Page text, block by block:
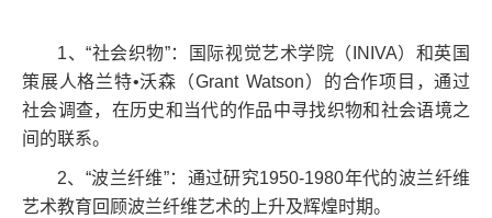
1、“社会织物”：国际视觉艺术学院（ INIVA）和英国
策展人格兰特•沃森（Grant Watson）的合作项目，通过
社会调查，在历史和当代的作品中寻找织物和社会语境之
间的联系。
2、“波兰纤维”：通过研究1950-1980年代的波兰纤维
艺术教育回顾波兰纤维艺术的上升及辉煌时期。